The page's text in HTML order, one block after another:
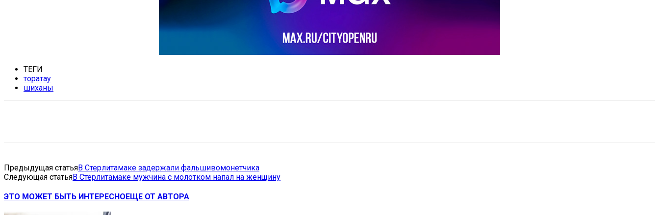
ТЕГИ
торатау
шиханы
Предыдущая статьяВ Стерлитамаке задержали фальшивомонетчика
Следующая статьяВ Стерлитамаке мужчина с молотком напал на женщину
ЭТО МОЖЕТ БЫТЬ ИНТЕРЕСНОЕЩЕ ОТ АВТОРА